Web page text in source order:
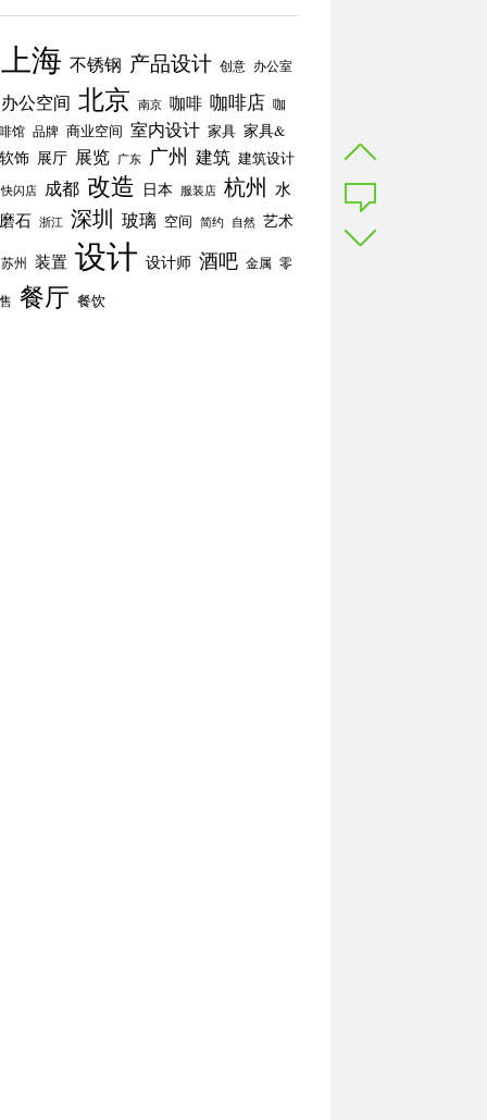
上海 不锈钢 产品设计 创意 办公室
办公空间 北京 南京 咖啡 咖啡店 咖
馆 品牌 商业空间 室内设计 家具 家具&
饰 展厅 展览 广东 广州 建筑 建筑设计
快闪店 成都 改造 日本 服装店 杭州 水
石 浙江 深圳 玻璃 空间 简约 自然 艺术
苏州 装置 设计 设计师 酒吧 金属 零
餐厅 餐饮